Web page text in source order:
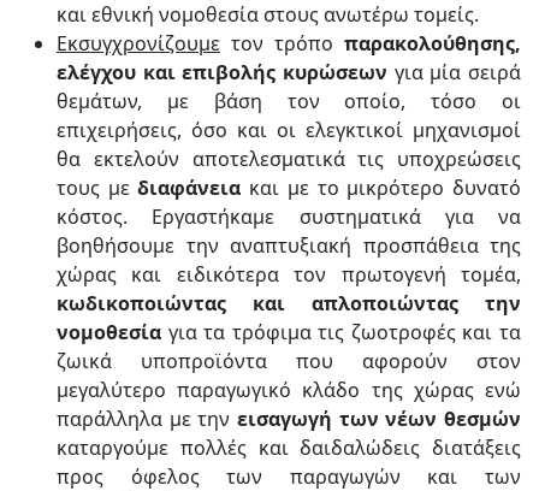
και εθνική νομοθεσία στους ανωτέρω τομείς.
Εκσυγχρονίζουμε τον τρόπο παρακολούθησης,
ελέγχου και επιβολής κυρώσεων για μία σειρά
θεμάτων, με βάση τον οποίο, τόσο οι
επιχειρήσεις, όσο και οι ελεγκτικοί μηχανισμοί
θα εκτελούν αποτελεσματικά τις υποχρεώσεις
τους μεδιαφάνεια και με το μικρότερο δυνατό
κόστος. Εργαστήκαμε συστηματικά για να
βοηθήσουμε την αναπτυξιακή προσπάθεια της
χώρας και ειδικότερα τον πρωτογενή τομέα,
κωδικοποιώντας και απλοποιώντας την
νομοθεσία για τα τρόφιμα τις ζωοτροφές και τα
ζωικά υποπροϊόντα που αφορούν στον
μεγαλύτερο παραγωγικό κλάδο της χώρας ενώ
παράλληλα με την εισαγωγή των νέων θεσμών
καταργούμε πολλές και δαιδαλώδεις διατάξεις
προς όφελος των παραγωγών και των